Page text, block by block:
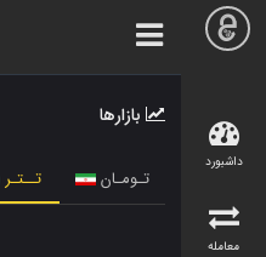
داشبورد
معامله
بازارها
تـومـان تــتـر